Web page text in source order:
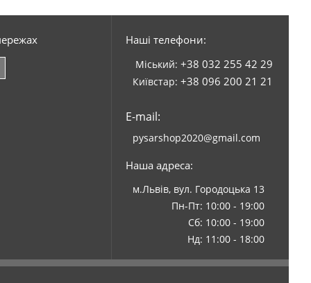
Наші телефони:
Міський: +38 032 255 42 29
Київстар: +38 096 200 21 21
E-mail:
pysarshop2020@gmail.com
Наша адреса:
м.Львів, вул. Городоцька 13
Пн-Пт: 10:00 - 19:00
Сб: 10:00 - 19:00
Нд: 11:00 - 18:00